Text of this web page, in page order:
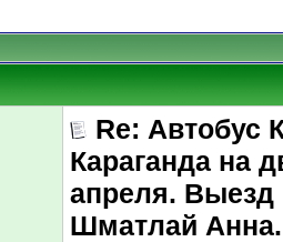
Re: Автобус
Караганда на
апреля. Выезд
Шматлай Анна.